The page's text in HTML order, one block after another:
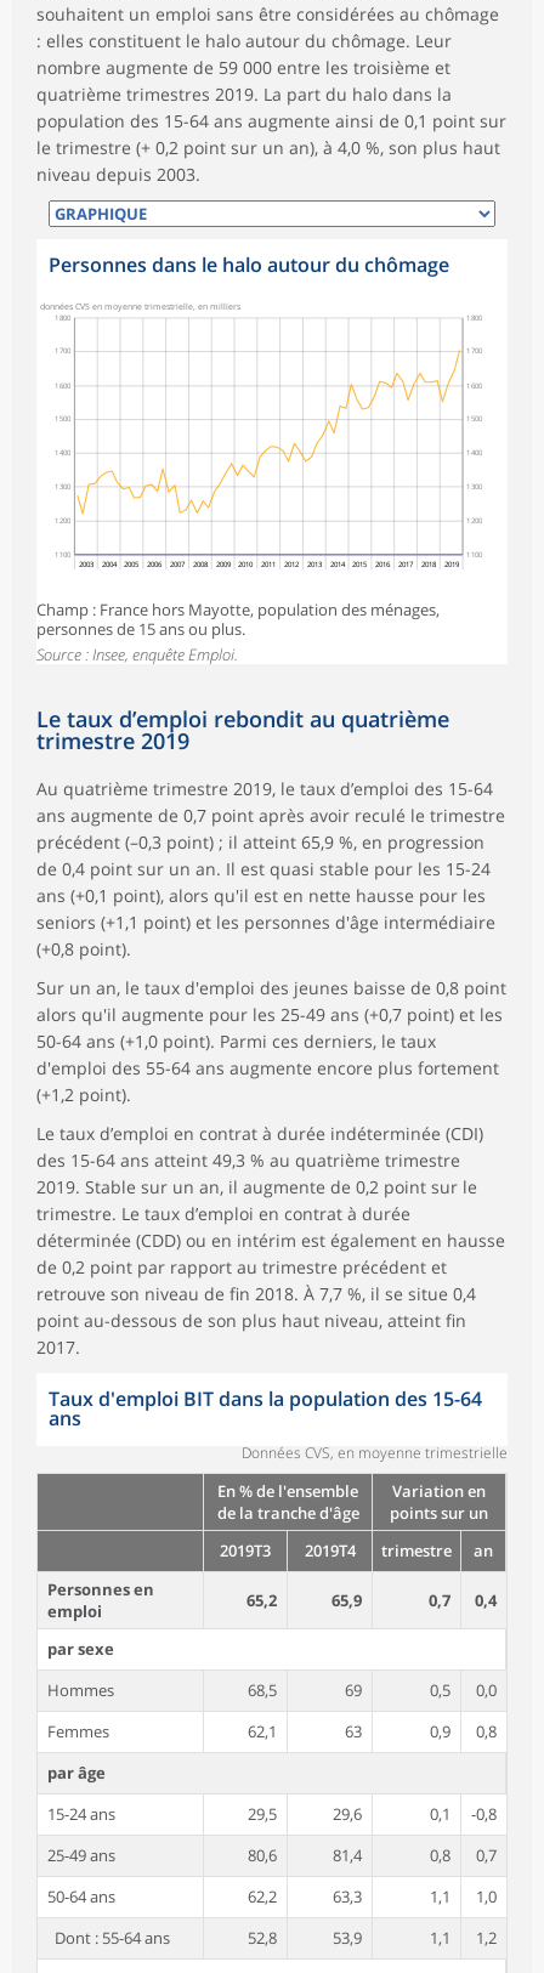
souhaitent un emploi sans être considérées au chômage
: elles constituent le halo autour du chômage. Leur
nombre augmente de 59 000 entre les troisième et
quatrième trimestres 2019. La part du halo dans la
population des 15-64 ans augmente ainsi de 0,1 point sur
le trimestre (+ 0,2 point sur un an), à 4,0 %, son plus haut
niveau depuis 2003.
Personnes dans le halo autour du chômage
1 100
1 200
1 300
1 400
1 500
1 600
1 700
1 800
1 100
1 200
1 300
1 400
1 500
1 600
1 700
1 800
données CVS en moyenne trimestrielle, en milliers
2003 2004 2005 2006 2007 2008 2009 2010 2011 2012 2013 2014 2015 2016 2017 2018 2019
Champ : France hors Mayotte, population des ménages,
personnes de 15 ans ou plus.
Source : Insee, enquête Emploi.
Le taux d’emploi rebondit au quatrième
trimestre 2019
Au quatrième trimestre 2019, le taux d’emploi des 15-64
ans augmente de 0,7 point après avoir reculé le trimestre
précédent (–0,3 point) ; il atteint 65,9 %, en progression
de 0,4 point sur un an. Il est quasi stable pour les 15-24
ans (+0,1 point), alors qu'il est en nette hausse pour les
seniors (+1,1 point) et les personnes d'âge intermédiaire
(+0,8 point).
Sur un an, le taux d'emploi des jeunes baisse de 0,8 point
alors qu'il augmente pour les 25-49 ans (+0,7 point) et les
50-64 ans (+1,0 point). Parmi ces derniers, le taux
d'emploi des 55-64 ans augmente encore plus fortement
(+1,2 point).
Le taux d’emploi en contrat à durée indéterminée (CDI)
des 15-64 ans atteint 49,3 % au quatrième trimestre
2019. Stable sur un an, il augmente de 0,2 point sur le
trimestre. Le taux d’emploi en contrat à durée
déterminée (CDD) ou en intérim est également en hausse
de 0,2 point par rapport au trimestre précédent et
retrouve son niveau de fin 2018. À 7,7 %, il se situe 0,4
point au-dessous de son plus haut niveau, atteint fin
2017.
Taux d'emploi BIT dans la population des 15-64
ans
Données CVS, en moyenne trimestrielle
En % de l'ensemble
de la tranche d'âge
Variation en
points sur un
2019T3
2019T4 trimestre
an
Personnes en
emploi
65,2 65,9 0,7 0,4
par sexe
Hommes
68,5 69 0,5
0,0
Femmes
62,1 63 0,9
0,8
par âge
15-24 ans
29,5 29,6 0,1
-0,8
25-49 ans
80,6 81,4 0,8
0,7
50-64 ans
62,2 63,3 1,1
1,0
Dont : 55-64 ans
52,8 53,9 1,1
1,2